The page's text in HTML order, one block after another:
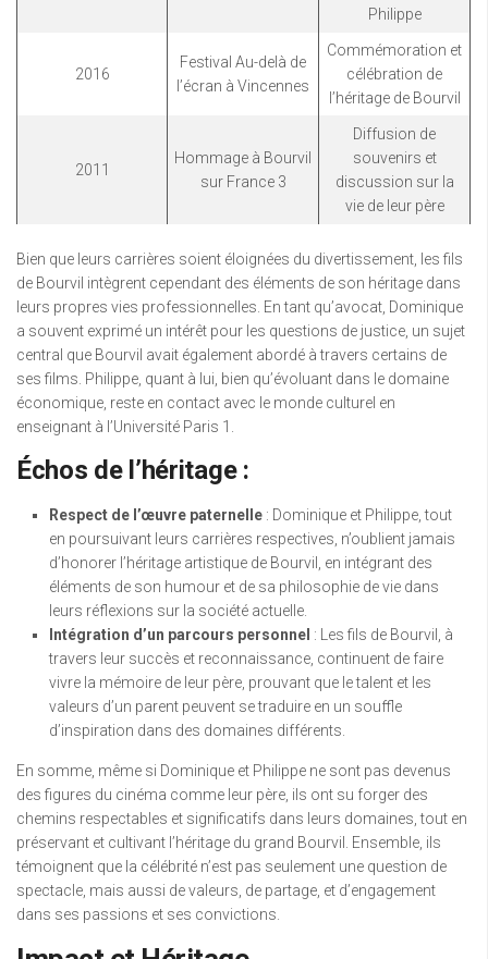
Philippe
2016
Festival Au-delà de
l’écran à Vincennes
Commémoration et
célébration de
l’héritage de Bourvil
2011
Hommage à Bourvil
sur France 3
Diffusion de
souvenirs et
discussion sur la
vie de leur père
Bien que leurs carrières soient éloignées du divertissement, les fils
de Bourvil intègrent cependant des éléments de son héritage dans
leurs propres vies professionnelles. En tant qu’avocat, Dominique
a souvent exprimé un intérêt pour les questions de justice, un sujet
central que Bourvil avait également abordé à travers certains de
ses films. Philippe, quant à lui, bien qu’évoluant dans le domaine
économique, reste en contact avec le monde culturel en
enseignant à l’Université Paris 1.
Échos de l’héritage :
Respect de l’œuvre paternelle : Dominique et Philippe, tout
en poursuivant leurs carrières respectives, n’oublient jamais
d’honorer l’héritage artistique de Bourvil, en intégrant des
éléments de son humour et de sa philosophie de vie dans
leurs réflexions sur la société actuelle.
Intégration d’un parcours personnel : Les fils de Bourvil, à
travers leur succès et reconnaissance, continuent de faire
vivre la mémoire de leur père, prouvant que le talent et les
valeurs d’un parent peuvent se traduire en un souffle
d’inspiration dans des domaines différents.
En somme, même si Dominique et Philippe ne sont pas devenus
des figures du cinéma comme leur père, ils ont su forger des
chemins respectables et significatifs dans leurs domaines, tout en
préservant et cultivant l’héritage du grand Bourvil. Ensemble, ils
témoignent que la célébrité n’est pas seulement une question de
spectacle, mais aussi de valeurs, de partage, et d’engagement
dans ses passions et ses convictions.